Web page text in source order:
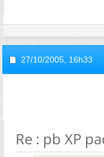
27/10/2005, 16h33
Re : pb XP